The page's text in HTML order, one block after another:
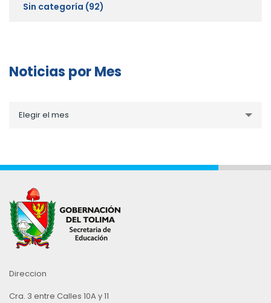
Sin categoría (92)
Noticias por Mes
porElegir el mes
Direccion
Cra. 3 entre Calles 10A y 11